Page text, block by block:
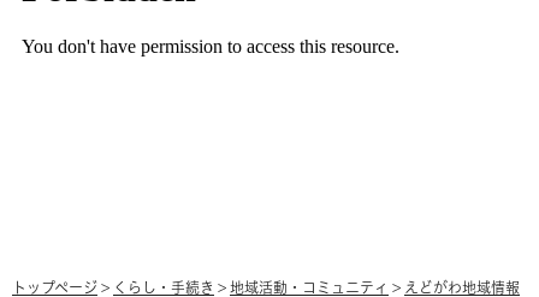
トップページ > くらし・手続き > 地域活動・コミュニティ > えどがわ地域情報